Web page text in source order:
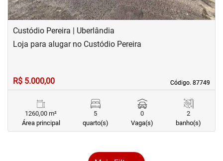
Custódio Pereira | Uberlândia
Código. 87749
Código. 87749
Loja para alugar no Custódio Pereira
R$ 5.000,00
1260,00 m²
Área principal
5
quarto(s)
0
Vaga(s)
2
banho(s)